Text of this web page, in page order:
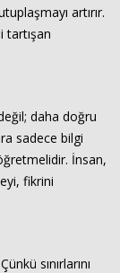
artırır.
tartışan
daha doğru
sadece bilgi
İnsan,
fikrini
sınırlarını